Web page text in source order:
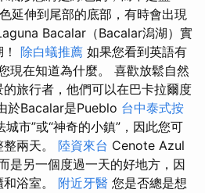
延伸到尾部的底部，有時會出現
Bacalar（Bacalar潟湖）實
除白蟻推薦 如果您看到英語有
現在知道為什麼。 喜歡放鬆自然
旅行者，他們可以在巴卡拉爾度
於Bacalar是Pueblo 台中泰式按
市”或“神奇的小鎮”，因此您可
兩天。 陸資來台 Cenote Azul
是另一個度過一天的好地方，因
浴室。 附近牙醫 您是否總是想